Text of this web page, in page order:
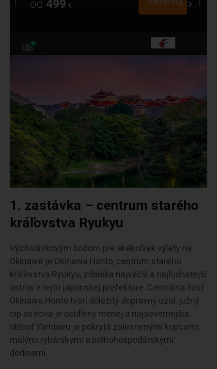
od499€
1. zastávka – centrum starého
kráľovstva Ryukyu
Východiskovým bodom pre akékoľvek výlety na
Okinawe je Okinawa Honto, centrum starého
kráľovstva Ryukyu, zďaleka najväčší a najľudnatejší
ostrov v tejto japonskej prefektúre. Centrálna časť
Okinawa Honto tvorí dôležitý dopravný uzol, južný
cíp ostrova je osídlený menej a najsevernejšia
oblasť Yambaru je pokrytá zalesnenými kopcami,
malými rybárskymi a poľnohospodárskymi
dedinami.